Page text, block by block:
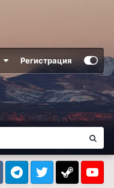
Регистрация
TelegramTwitter Steam